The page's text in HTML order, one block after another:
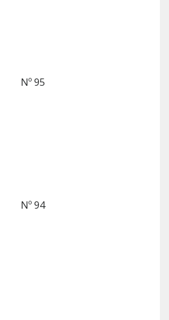
Nº 95
Nº 94